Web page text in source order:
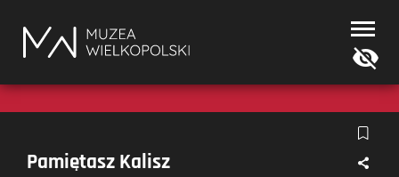
Muzea
Wielkopolski
Pamiętasz Kalisz